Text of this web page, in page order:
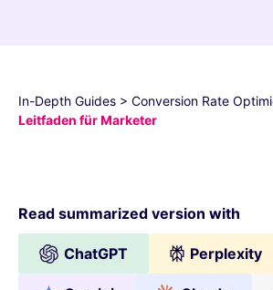
In-Depth Guides > Conversion Rate
Leitfaden für Marketer
Read summarized version with
ChatGPT Perplexity